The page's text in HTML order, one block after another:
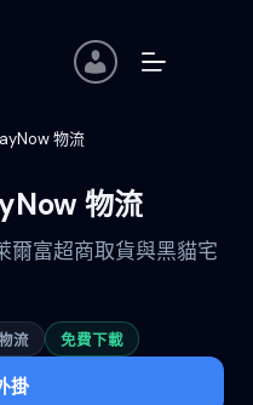
物流
物流
爾富超商取貨與黑貓宅
流 免費下載
掛